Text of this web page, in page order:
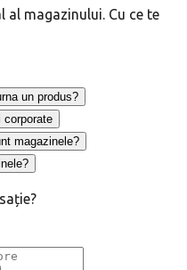
al magazinului. Cu ce te
un produs?
corporate
magazinele?